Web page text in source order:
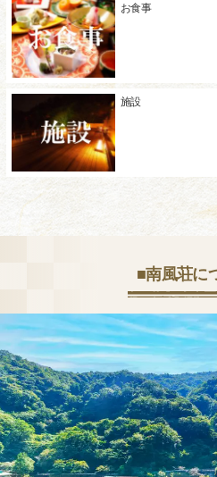
お食事
施設
■南風荘に